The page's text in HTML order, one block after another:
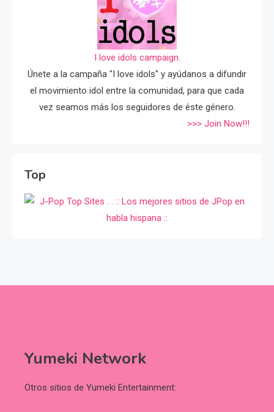
I love idols campaign.
Únete a la campaña "I love idols" y ayúdanos a difundir
el movimiento idol entre la comunidad, para que cada
vez seamos más los seguidores de éste género.
>>> Join Now!!!
Top
Yumeki Network
Otros sitios de Yumeki Entertainment: